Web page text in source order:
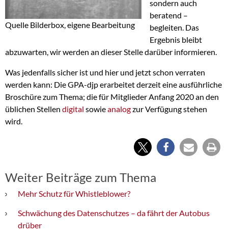
Quelle Bilderbox, eigene Bearbeitung
sondern auch
beratend –
begleiten. Das
Ergebnis bleibt
abzuwarten, wir werden an dieser Stelle darüber informieren.
Was jedenfalls sicher ist und hier und jetzt schon verraten
werden kann: Die GPA-djp erarbeitet derzeit eine ausführliche
Broschüre zum Thema; die für Mitglieder Anfang 2020 an den
üblichen Stellen digital sowieanalogzur Verfügung stehen
wird.
Weiter Beiträge zum Thema
Mehr Schutz für Whistleblower?
Schwächung des Datenschutzes – da fährt der Autobus
drüber